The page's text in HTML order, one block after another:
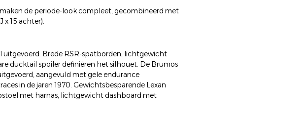
de periode-look compleet, gecombineerd met
x 15 achter).
uitgevoerd. Brede RSR-spatborden, lichtgewicht
ducktail spoiler definiëren het silhouet. De Brumos
aangevuld met gele endurance
in de jaren 1970. Gewichtsbesparende Lexan
met harnas, lichtgewicht dashboard met